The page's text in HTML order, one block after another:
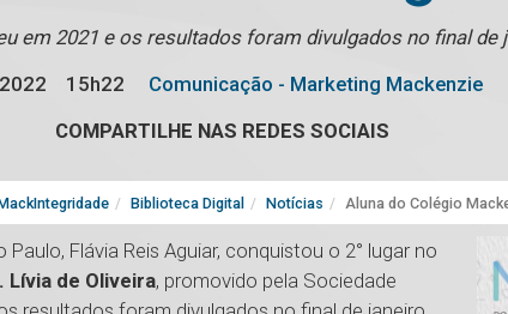
em 2021 e os resultados foram divulgados no final de
15h22
Comunicação - Marketing Mackenzie
COMPARTILHE NAS REDES SOCIAIS
Biblioteca Digital Notícias Aluna do Colégio
Flávia Reis Aguiar, conquistou o 2° lugar no
de Oliveira, promovido pela Sociedade